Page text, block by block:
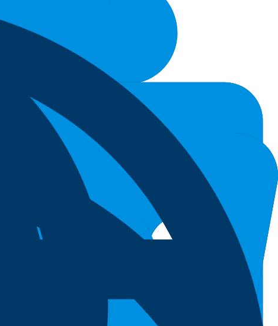
และ purification